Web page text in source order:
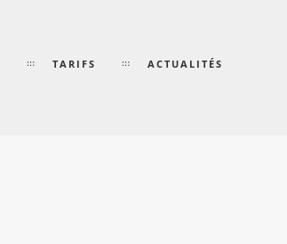
TARIFS ACTUALITÉS